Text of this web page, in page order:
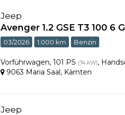
Jeep
Avenger 1.2 GSE T3 100 6
03/2026 1.000 km Benzin
Vorführwagen,101 PS (74 KW),
9063 Maria Saal, Kärnten
Jeep